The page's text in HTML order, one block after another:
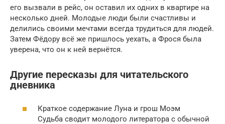
его вызвали в рейс, он оставил их одних в квартире на
несколько дней. Молодые люди были счастливы и
делились своими мечтами всегда трудиться для людей.
Затем Фёдору всё же пришлось уехать, а Фрося была
уверена, что он к ней вернётся.
Другие пересказы для читательского
дневника
Краткое содержание Луна и грош Моэм
Судьба сводит молодого литератора с обычной